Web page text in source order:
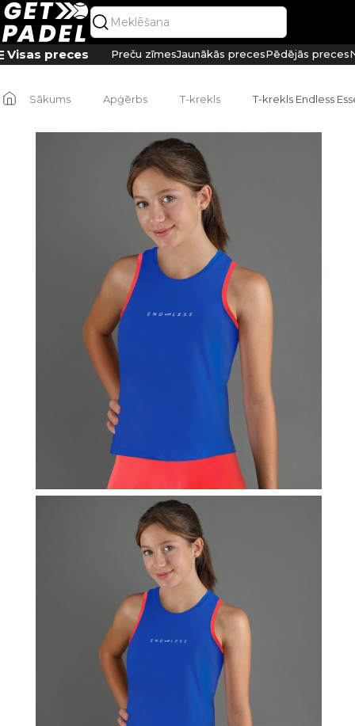
Visas preces Preču zīmesJaunākās precesPēdējās preces
Sākums Apģērbs T-krekls T-krekls Endless